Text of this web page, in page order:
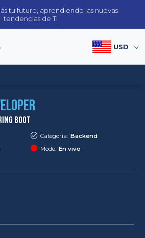
tu futuro, aprendiendo las nuevas
tendencias de TI
USD
Boot
Categoría: Backend
Modo: En vivo